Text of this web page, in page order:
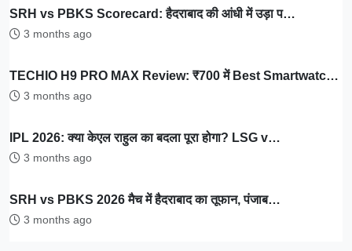
SRH vs PBKS Scorecard: हैदराबाद की आंधी में उड़ा प…
3 months ago
TECHIO H9 PRO MAX Review: ₹700 में Best Smartwatc…
3 months ago
IPL 2026: क्या केएल राहुल का बदला पूरा होगा? LSG v…
3 months ago
SRH vs PBKS 2026 मैच में हैदराबाद का तूफान, पंजाब…
3 months ago